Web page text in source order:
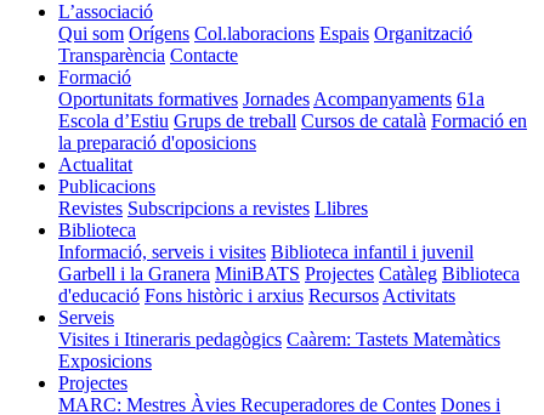
L’associació
Qui som Orígens Col.laboracions Espais Organització
Transparència Contacte
Formació
Oportunitats formatives Jornades Acompanyaments 61a
Escola d’Estiu Grups de treball Cursos de català Formació en
la preparació d'oposicions
Actualitat
Publicacions
Revistes Subscripcions a revistes Llibres
Biblioteca
Informació, serveis i visites Biblioteca infantil i juvenil
Garbell i la Granera MiniBATS Projectes Catàleg Biblioteca
d'educació Fons històric i arxius Recursos Activitats
Serveis
Visites i Itineraris pedagògics Caàrem: Tastets Matemàtics
Exposicions
Projectes
MARC: Mestres Àvies Recuperadores de Contes Dones i